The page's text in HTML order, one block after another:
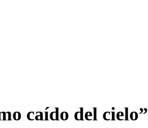
caído del cielo”